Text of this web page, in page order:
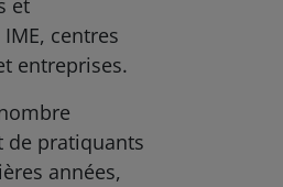
et
centres
entreprises.
de pratiquants
années,